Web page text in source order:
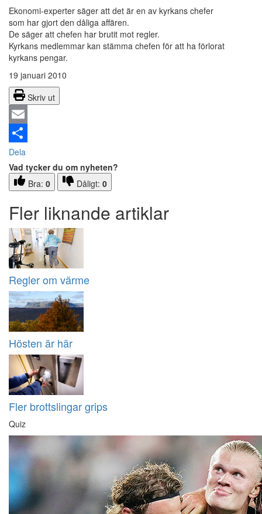
Ekonomi-experter säger att det är en av kyrkans chefer
som har gjort den dåliga affären.
De säger att chefen har brutit mot regler.
Kyrkans medlemmar kan stämma chefen för att ha förlorat
kyrkans pengar.
19 januari 2010
Skriv ut
Email
Dela
Vad tycker du om nyheten?
Bra: 0 Dåligt: 0
Fler liknande artiklar
Regler om värme
Hösten är här
Fler brottslingar grips
Quiz